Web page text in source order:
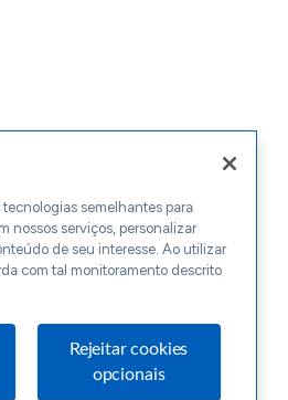
semelhantes para
nossos serviços, personalizar
de seu interesse. Ao utilizar
com tal monitoramento descrito
Rejeitar cookies
opcionais